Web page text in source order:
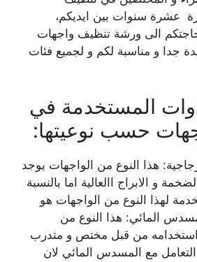
عشرة سنوات بين ايديكم،
حاجتكم الى ورشة تنظيف واجهات
جدا و مناسبة لكم و لجميع فئات
المستخدمة في
حسب نوعيتها:
هذا النوع من الواجهات يوجد
و الابراج االعالية اما بالنسبة
لهذا النوع من الواجهات هو
المائي: هذا النوع من
استخدامه من قبل مختص و متدرب
مع المسدس المائي لان